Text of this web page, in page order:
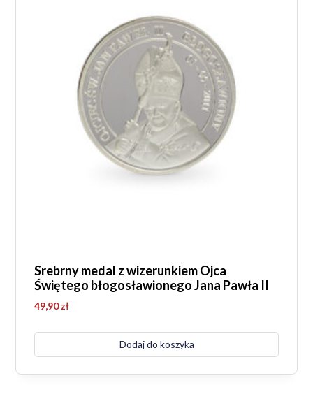
Srebrny medal z wizerunkiem Ojca
Świętego błogosławionego Jana Pawła II
49,90zł
Dodaj do koszyka